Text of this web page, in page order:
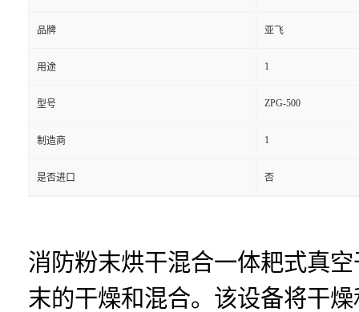
品牌 亚飞
用途 1
型号 ZPG-500
制造商 1
是否进口 否
消防粉末烘干混合一体耙式真
末的干燥和混合。该设备将干